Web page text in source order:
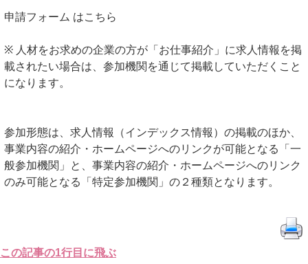
申請フォーム はこちら
※ 人材をお求めの企業の方が「お仕事紹介」に求人情報を掲
載されたい場合は、参加機関を通じて掲載していただくこと
になります。
参加形態は、求人情報（インデックス情報）の掲載のほか、
事業内容の紹介・ホームページへのリンクが可能となる「一
般参加機関」と、事業内容の紹介・ホームページへのリンク
のみ可能となる「特定参加機関」の２種類となります。
この記事の1行目に飛ぶ